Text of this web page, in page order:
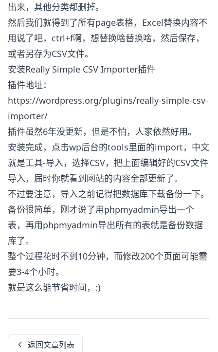
出来，其他分类都删掉。
然后我们就得到了所有page表格，Excel替换内容不
用说了吧，ctrl+f啊，想替换啥替换啥，然后保存，
或者另存为CSV文件。
安装Really Simple CSV Importer插件
插件地址：
https://wordpress.org/plugins/really-simple-csv-
importer/
插件虽然6年没更新，但是不怕，人家依然好用。
安装完成，点击wp后台的tools里面的import，中文
就是工具-导入，选择CSV，把上面编辑好的CSV文件
导入，届时你就看到网站的内容全部更新了。
不过要注意，导入之前记得把数据库下载备份一下。
备份很简单，刚才说了用phpmyadmin导出一个
表，再用phpmyadmin导出所有的表就是备份数据
库了。
整个过程花时不到10分钟，而修改200个页面可能需
要3-4个小时。
就是这么能节省时间，:)
返回文章列表